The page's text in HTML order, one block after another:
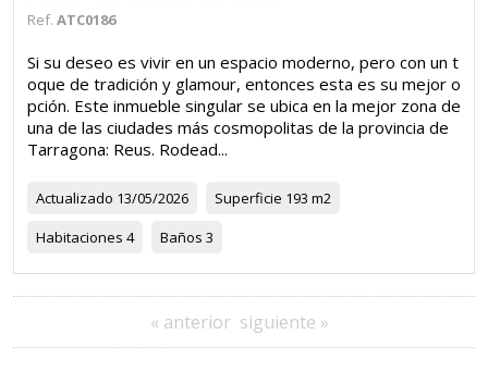
Ref. ATC0186
Si su deseo es vivir en un espacio moderno, pero con un t
oque de tradición y glamour, entonces esta es su mejor o
pción. Este inmueble singular se ubica en la mejor zona de
una de las ciudades más cosmopolitas de la provincia de
Tarragona: Reus. Rodead...
Actualizado 13/05/2026 Superficie 193 m2
Habitaciones 4 Baños 3
« anterior siguiente »